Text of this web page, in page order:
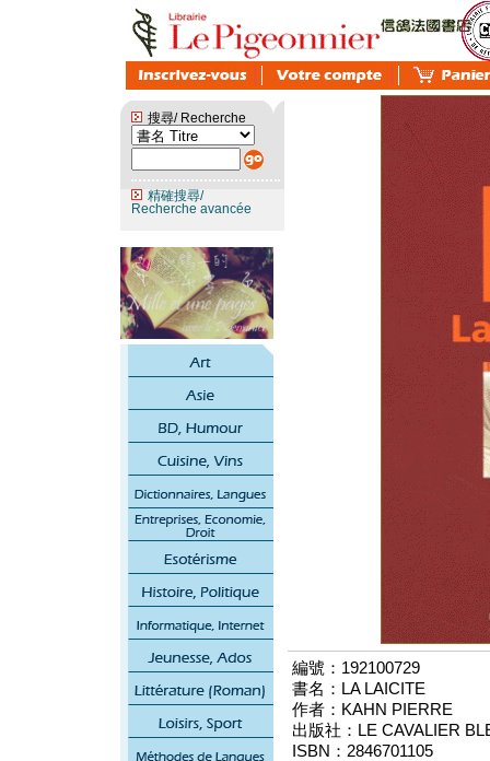
搜尋/ Recherche
精確搜尋/
Recherche avancée
編號：192100729
書名：LA LAICITE
作者：KAHN PIERRE
出版社：LE CAVALIER
ISBN：2846701105